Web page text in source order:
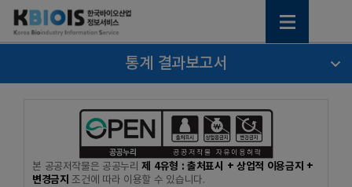
통계 결과보고서
본 공공저작물은 공공누리제 4유형 : 출처표시 + 상업적 이용금지 +
변경금지 조건에 따라 이용할 수 있습니다.